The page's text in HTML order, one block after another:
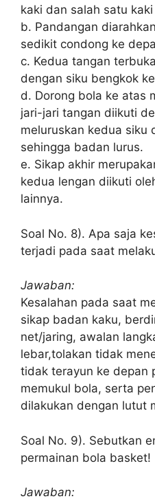
kaki dan salah satu
b. Pandangan
sedikit condong ke
c. Kedua tangan
dengan siku bengkok
d. Dorong bola ke atas
jari-jari tangan diikuti
meluruskan kedua siku
sehingga badan lurus.
e. Sikap akhir
kedua lengan diikuti
lainnya.
Soal No. 8). Apa saja
terjadi pada saat
Jawaban:
Kesalahan pada saat
sikap badan kaku,
net/jaring, awalan
lebar,tolakan tidak
tidak terayun ke depan
memukul bola, serta
dilakukan dengan lutut
Soal No. 9). Sebutkan
permainan bola basket!
Jawaban: